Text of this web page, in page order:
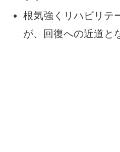
根気強くリハビリテ
が、回復への近道と